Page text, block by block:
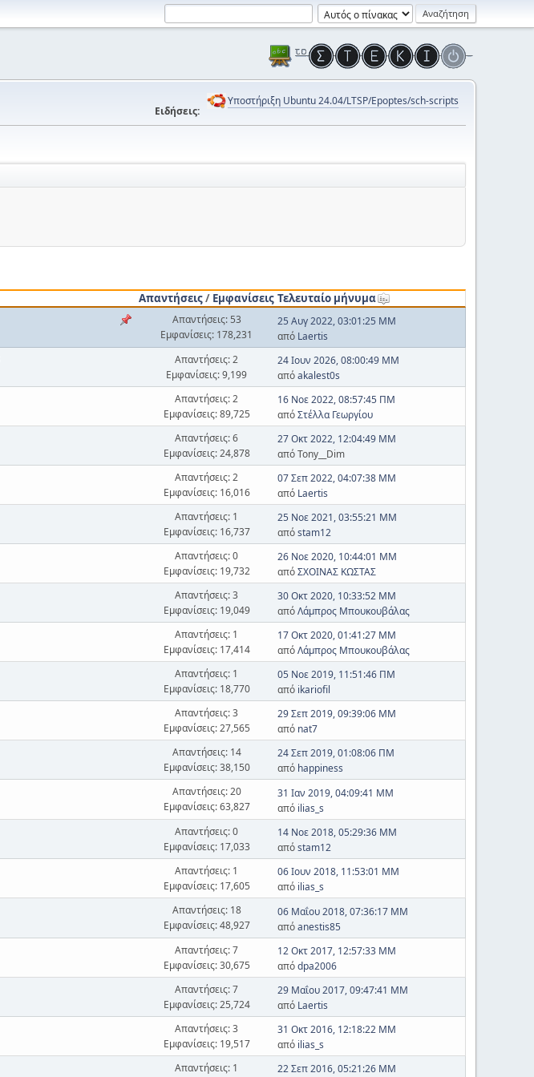
Ειδήσεις:
Υποστήριξη Ubuntu 24.04/LTSP/Epoptes/sch-scripts
Απαντήσεις/ Εμφανίσεις Τελευταίο μήνυμα
Απαντήσεις: 53
Εμφανίσεις: 178,231
25 Αυγ 2022, 03:01:25 ΜΜ
από Laertis
Απαντήσεις: 2
Εμφανίσεις: 9,199
24 Ιουν 2026, 08:00:49 ΜΜ
απόakalest0s
Απαντήσεις: 2
Εμφανίσεις: 89,725
16 Νοε 2022, 08:57:45 ΠΜ
απόΣτέλλα Γεωργίου
Απαντήσεις: 6
Εμφανίσεις: 24,878
27 Οκτ 2022, 12:04:49 ΜΜ
από Tony__Dim
Απαντήσεις: 2
Εμφανίσεις: 16,016
07 Σεπ 2022, 04:07:38 ΜΜ
από Laertis
Απαντήσεις: 1
Εμφανίσεις: 16,737
25 Νοε 2021, 03:55:21 ΜΜ
απόstam12
Απαντήσεις: 0
Εμφανίσεις: 19,732
26 Νοε 2020, 10:44:01 ΜΜ
απόΣΧΟΙΝΑΣ ΚΩΣΤΑΣ
Απαντήσεις: 3
Εμφανίσεις: 19,049
30 Οκτ 2020, 10:33:52 ΜΜ
απόΛάμπρος Μπουκουβάλας
Απαντήσεις: 1
Εμφανίσεις: 17,414
17 Οκτ 2020, 01:41:27 ΜΜ
απόΛάμπρος Μπουκουβάλας
Απαντήσεις: 1
Εμφανίσεις: 18,770
05 Νοε 2019, 11:51:46 ΠΜ
από ikariofil
Απαντήσεις: 3
Εμφανίσεις: 27,565
29 Σεπ 2019, 09:39:06 ΜΜ
από nat7
Απαντήσεις: 14
Εμφανίσεις: 38,150
24 Σεπ 2019, 01:08:06 ΠΜ
από happiness
Απαντήσεις: 20
Εμφανίσεις: 63,827
31 Ιαν 2019, 04:09:41 ΜΜ
από ilias_s
Απαντήσεις: 0
Εμφανίσεις: 17,033
14 Νοε 2018, 05:29:36 ΜΜ
απόstam12
Απαντήσεις: 1
Εμφανίσεις: 17,605
06 Ιουν 2018, 11:53:01 ΜΜ
από ilias_s
Απαντήσεις: 18
Εμφανίσεις: 48,927
06 Μαΐου 2018, 07:36:17 ΜΜ
απόanestis85
Απαντήσεις: 7
Εμφανίσεις: 30,675
12 Οκτ 2017, 12:57:33 ΜΜ
απόdpa2006
Απαντήσεις: 7
Εμφανίσεις: 25,724
29 Μαΐου 2017, 09:47:41 ΜΜ
από Laertis
Απαντήσεις: 3
Εμφανίσεις: 19,517
31 Οκτ 2016, 12:18:22 ΜΜ
από ilias_s
Απαντήσεις: 1
22 Σεπ 2016, 05:21:26 ΜΜ